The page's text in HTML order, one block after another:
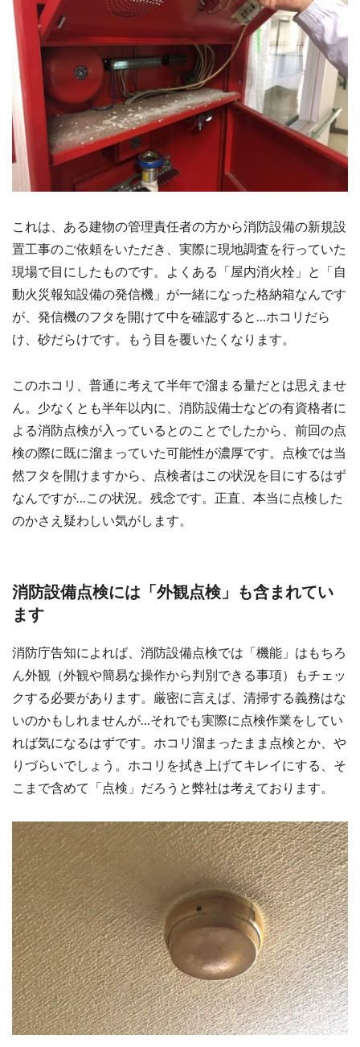
これは、ある建物の管理責任者の方から消防設備の新規設
置工事のご依頼をいただき、実際に現地調査を行っていた
現場で目にしたものです。よくある「屋内消火栓」と「自
動火災報知設備の発信機」が一緒になった格納箱なんです
が、発信機のフタを開けて中を確認すると…ホコリだら
け、砂だらけです。もう目を覆いたくなります。
このホコリ、普通に考えて半年で溜まる量だとは思えませ
ん。少なくとも半年以内に、消防設備士などの有資格者に
よる消防点検が入っているとのことでしたから、前回の点
検の際に既に溜まっていた可能性が濃厚です。点検では当
然フタを開けますから、点検者はこの状況を目にするはず
なんですが…この状況。残念です。正直、本当に点検した
のかさえ疑わしい気がします。
消防設備点検には「外観点検」も含まれてい
ます
消防庁告知によれば、消防設備点検では「機能」はもちろ
ん外観（外観や簡易な操作から判別できる事項）もチェッ
クする必要があります。厳密に言えば、清掃する義務はな
いのかもしれませんが…それでも実際に点検作業をしてい
れば気になるはずです。ホコリ溜まったまま点検とか、や
りづらいでしょう。ホコリを拭き上げてキレイにする、そ
こまで含めて「点検」だろうと弊社は考えております。